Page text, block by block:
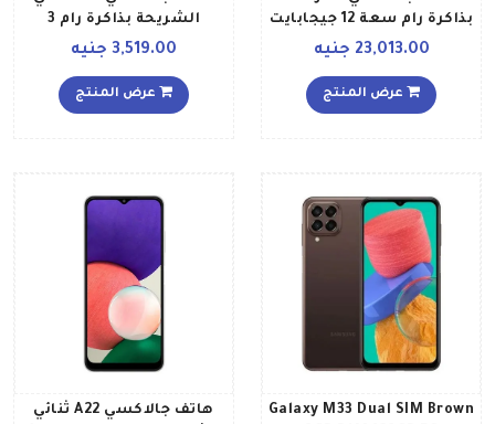
بذاكرة رام سعة 12 جيجابايت
نسخة عالمية، أسود
23,013.00 جنيه
عرض المنتج
الشريحة بذاكرة رام 3
جيجابايت وذاكرة داخلية
تقنية LTE إصدار الشرق
الأوسط، لون أسود
3,519.00 جنيه
عرض المنتج
Galaxy M33 Dual SIM Brown
هاتف جالاكسي A22 ثنائي